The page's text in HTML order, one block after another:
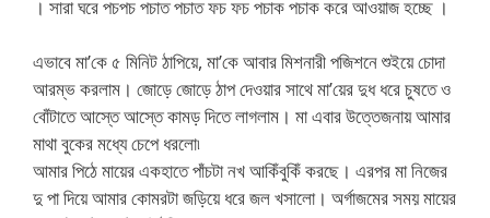
। সারা ঘরে পচপচ পচাত পচাত ফচ ফচ পচাক পচাক করে আওয়াজ হচ্ছে ।
এভাবে মা’কে ৫ মিনিট ঠাপিয়ে, মা’কে আবার মিশনারী পজিশনে শুইয়ে চোদা
আরম্ভ করলাম। জোড়ে জোড়ে ঠাপ দেওয়ার সাথে মা’য়ের দুধ ধরে চুষতে ও
বোঁটাতে আস্তে আস্তে কামড় দিতে লাগলাম। মা এবার উত্তেজনায় আমার
মাথা বুকের মধ্যে চেপে ধরলো৷
আমার পিঠে মায়ের একহাতে পাঁচটা নখ আকিঁবুকিঁ করছে। এরপর মা নিজের
দু পা দিয়ে আমার কোমরটা জড়িয়ে ধরে জল খসালো। অর্গাজমের সময় মায়ের